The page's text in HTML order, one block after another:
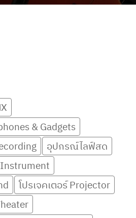
& Gadgets
อุปกรณ์ไลฟ์สด
Instrument
โปรเจคเตอร์ Projector